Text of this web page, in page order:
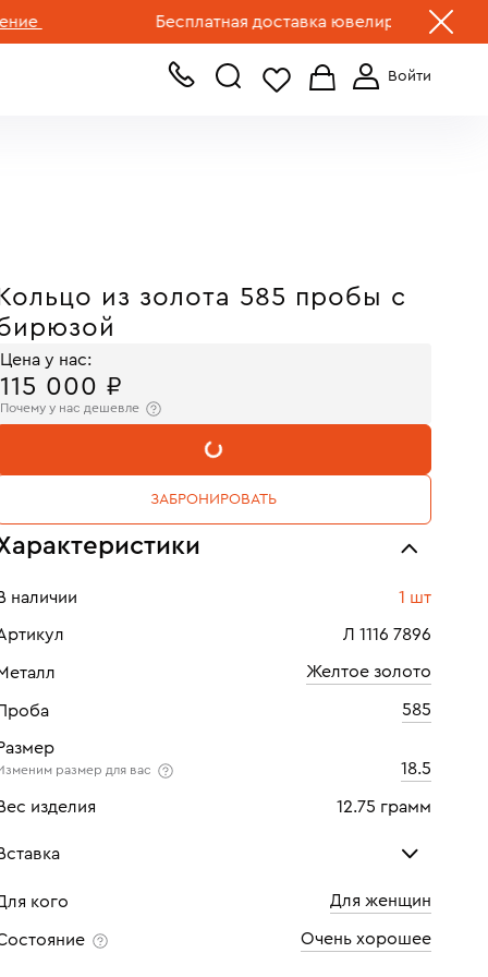
Бесплатная доставка ювелирных изделий по
+7 (499) 519-00-00
Кольцо из золота 585 пробы с
Цена у нас:
115 000 ₽
Почему у нас дешевле
В КОРЗИНУ
ЗАБРОНИРОВАТЬ
наличии 1 шт
Л 1116 7896
Желтое золото
585
размер для вас 18.5
изделия 12.75 грамм
Бирюза
Количество 1 шт
кого Для женщин
Очень хорошее